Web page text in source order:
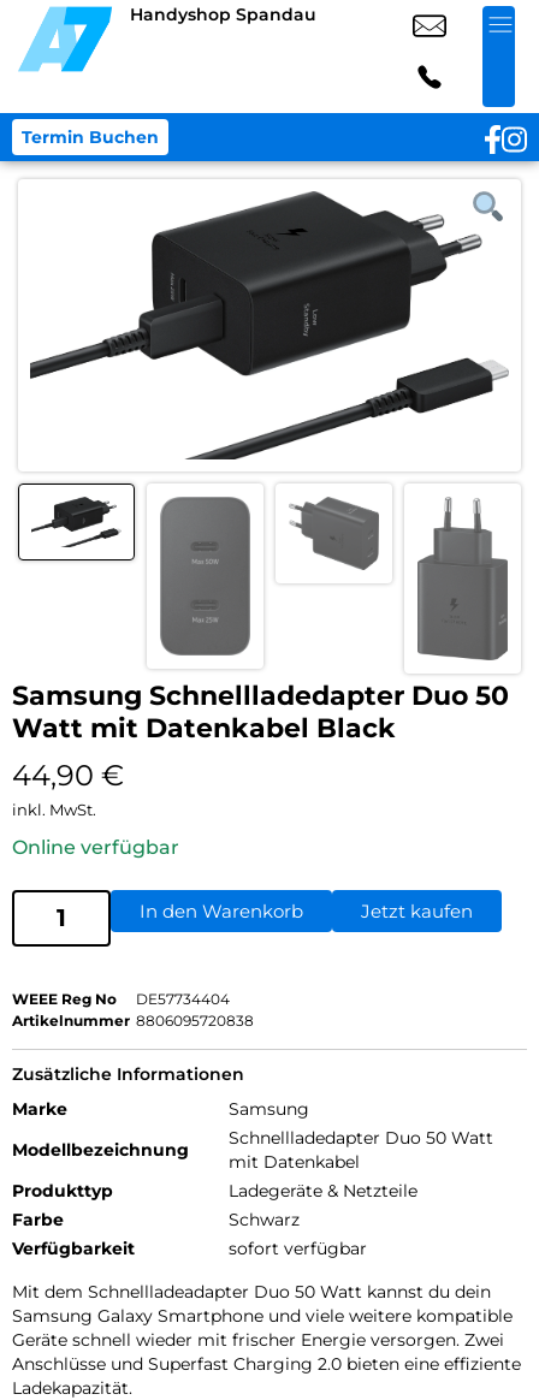
Handyshop Spandau
Termin Buchen
Samsung Schnellladedapter Duo 50
Watt mit Datenkabel Black
44,90 €
inkl. MwSt.
Online verfügbar
In den Warenkorb Jetzt kaufen
WEEE Reg No
DE57734404
Artikelnummer 8806095720838
Zusätzliche Informationen
Marke
Samsung
Modellbezeichnung
Schnellladedapter Duo 50 Watt
mit Datenkabel
Produkttyp
Ladegeräte & Netzteile
Farbe
Schwarz
Verfügbarkeit
sofort verfügbar
Mit dem Schnellladeadapter Duo 50 Watt kannst du dein
Samsung Galaxy Smartphone und viele weitere kompatible
Geräte schnell wieder mit frischer Energie versorgen. Zwei
Anschlüsse und Superfast Charging 2.0 bieten eine effiziente
Ladekapazität.